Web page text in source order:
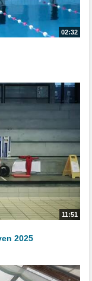
02:32
11:51
2025